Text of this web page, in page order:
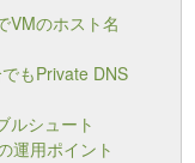
VMのホスト名
もPrivate DNS
ルシュート
運用ポイント